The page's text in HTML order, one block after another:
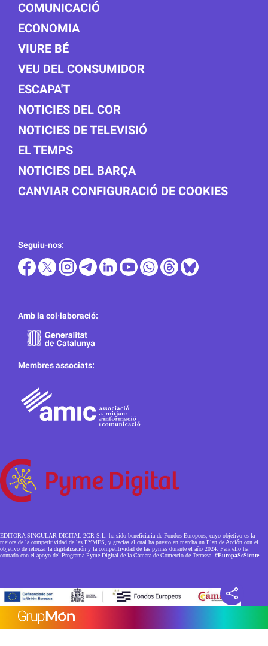
COMUNICACIÓ
ECONOMIA
VIURE BÉ
VEU DEL CONSUMIDOR
ESCAPA'T
NOTICIES DEL COR
NOTICIES DE TELEVISIÓ
EL TEMPS
NOTICIES DEL BARÇA
CANVIAR CONFIGURACIÓ DE COOKIES
Seguiu-nos:
Amb la col·laboració:
Membres associats:
EDITORA SINGULAR DIGITAL 2GR S.L. ha sido beneficiaria de Fondos Europeos, cuyo objetivo es la
mejora de la competitividad de las PYMES, y gracias al cual ha puesto en marcha un Plan de Acción con el
objetivo de reforzar la digitalización y la competitividad de las pymes durante el año 2024. Para ello ha
contado con el apoyo del Programa Pyme Digital de la Cámara de Comercio de Terrassa. #EuropaSeSiente